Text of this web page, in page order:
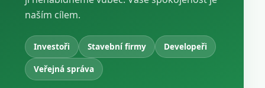
naším cílem.
Investoři Stavební firmy
Developeři
Veřejná správa